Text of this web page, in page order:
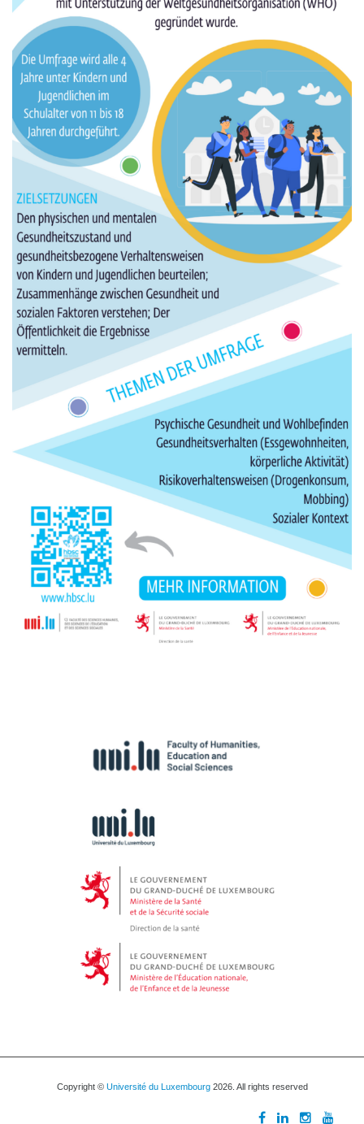
Copyright © Université du Luxembourg2026. All rights reserved